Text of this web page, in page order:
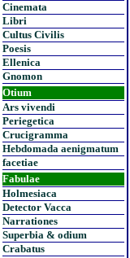
Cinemata
Libri
Cultus Civilis
Poesis
Ellenica
Gnomon
Otium
Ars vivendi
Periegetica
Crucigramma
Hebdomada aenigmatum
facetiae
Fabulae
Holmesiaca
Detector Vacca
Narrationes
Superbia & odium
Crabatus